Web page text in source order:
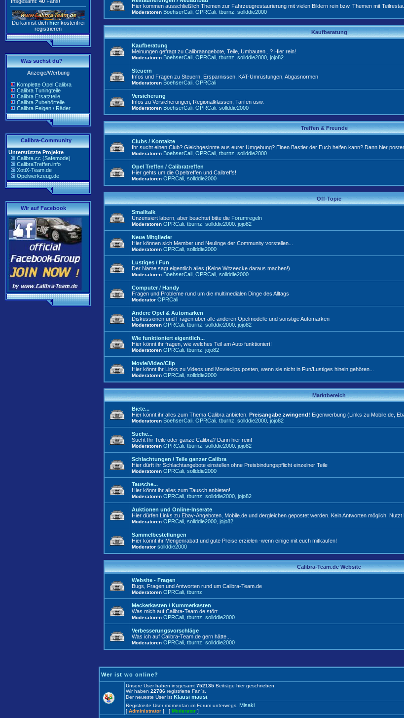
Du kannst dich hier kostenfrei
registrieren
Was suchst du?
Anzeige/Werbung
Komplette Opel Calibra
Calibra Tuningteile
Calibra Ersatzteile
Calibra Zubehörteile
Calibra Felgen / Räder
Calibra-Community
Unterstützte Projekte
Calibra.cc (Safemode)
CalibraTreffen.info
XotiX-Team.de
Opelwerkzeug.de
Wir auf Facebook
Hier kommen ausschließlich Themen zur Fahrzeugrestaurierung mit vielen Bildern rein bzw. Themen mit
Moderatoren BoehserCali OPRCali tburnz sollddie2000
Kaufberatung
Kaufberatung
Meinungen gefragt zu Calibraangebote, Teile, Umbauten...? Hier rein!
Moderatoren BoehserCali OPRCali tburnz sollddie2000 jojo82
Steuern
Infos und Fragen zu Steuern, Ersparnissen, KAT-Umrüstungen, Abgasnormen
Moderatoren BoehserCali OPRCali
Versicherung
Infos zu Versicherungen, Regionalklassen, Tarifen usw.
Moderatoren BoehserCali OPRCali sollddie2000
Treffen & Freunde
Clubs / Kontakte
Ihr sucht einen Club? Gleichgesinnte aus eurer Umgebung? Einen Bastler der Euch helfen kann? Dann hier
Moderatoren BoehserCali OPRCali tburnz sollddie2000
Opel Treffen / Calibratreffen
Hier gehts um die Opeltreffen und Calitreffs!
Moderatoren OPRCali sollddie2000
Off-Topic
Smalltalk
Unzensiert labern, aber beachtet bitte die Forumregeln
Moderatoren OPRCali tburnz sollddie2000 jojo82
Neue Mitglieder
Hier können sich Member und Neulinge der Community vorstellen...
Moderatoren OPRCali sollddie2000
Lustiges / Fun
Der Name sagt eigentlich alles (Keine Witzeecke daraus machen!)
Moderatoren BoehserCali OPRCali sollddie2000
Computer / Handy
Fragen und Probleme rund um die multimedialen Dinge des Alltags
Moderator OPRCali
Andere Opel & Automarken
Diskussionen und Fragen über alle anderen Opelmodelle und sonstige Automarken
Moderatoren OPRCali tburnz sollddie2000 jojo82
Wie funktioniert eigentlich...
Hier könnt ihr fragen, wie welches Teil am Auto funktioniert!
Moderatoren OPRCali tburnz jojo82
Movie/Video/Clip
Hier könnt ihr Links zu Videos und Movieclips posten, wenn sie nicht in Fun/Lustiges hinein gehören...
Moderatoren OPRCali sollddie2000
Marktbereich
Biete...
Hier könnt ihr alles zum Thema Calibra anbieten. Preisangabe zwingend! Eigenwerbung (Links zu Mobile.de,
Moderatoren BoehserCali OPRCali tburnz sollddie2000 jojo82
Suche...
Sucht Ihr Teile oder ganze Calibra? Dann hier rein!
Moderatoren OPRCali tburnz sollddie2000 jojo82
Schlachtungen / Teile ganzer Calibra
Hier dürft ihr Schlachtangebote einstellen ohne Preisbindungspflicht einzelner Teile
Moderatoren OPRCali sollddie2000
Tausche...
Hier könnt ihr alles zum Tausch anbieten!
Moderatoren OPRCali tburnz sollddie2000 jojo82
Auktionen und Online-Inserate
Hier dürfen Links zu Ebay-Angeboten, Mobile.de und dergleichen gepostet werden. Kein Antworten möglich!
Moderatoren OPRCali sollddie2000 jojo82
Sammelbestellungen
Hier könnt ihr Mengenrabatt und gute Preise erzielen -wenn einige mit euch mitkaufen!
Moderator sollddie2000
Calibra-Team.de Website
Website - Fragen
Bugs, Fragen und Antworten rund um Calibra-Team.de
Moderatoren OPRCali tburnz
Meckerkasten / Kummerkasten
Was mich auf Calibra-Team.de stört
Moderatoren OPRCali tburnz sollddie2000
Verbesserungsvorschläge
Was ich auf Calibra-Team.de gern hätte...
Moderatoren OPRCali tburnz sollddie2000
Wer ist wo online?
Unsere User haben insgesamt 752135 Beiträge hier geschrieben.
Wir haben 22786 registrierte Fan´s.
Der neueste User ist Klausi mausi
Registrierte User momentan im Forum unterwegs: Misaki
[ Administrator ] [ Moderator ]